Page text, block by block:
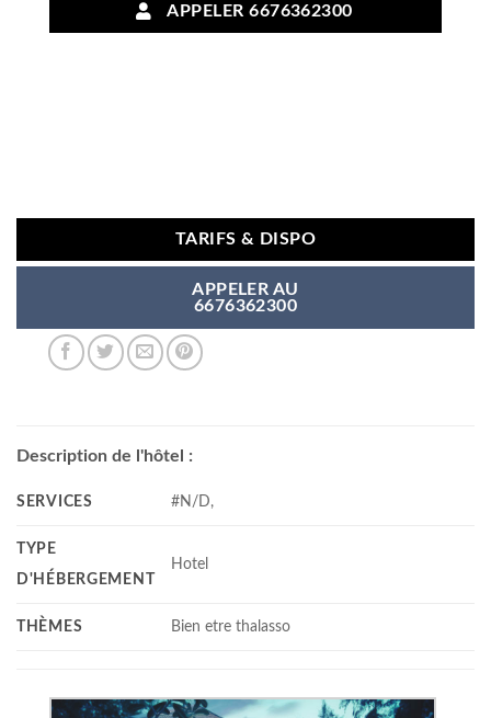
APPELER 6676362300
TARIFS & DISPO
APPELER AU
6676362300
Description de l'hôtel :
SERVICES #N/D,
TYPE
D'HÉBERGEMENT
Hotel
THÈMES Bien etre thalasso